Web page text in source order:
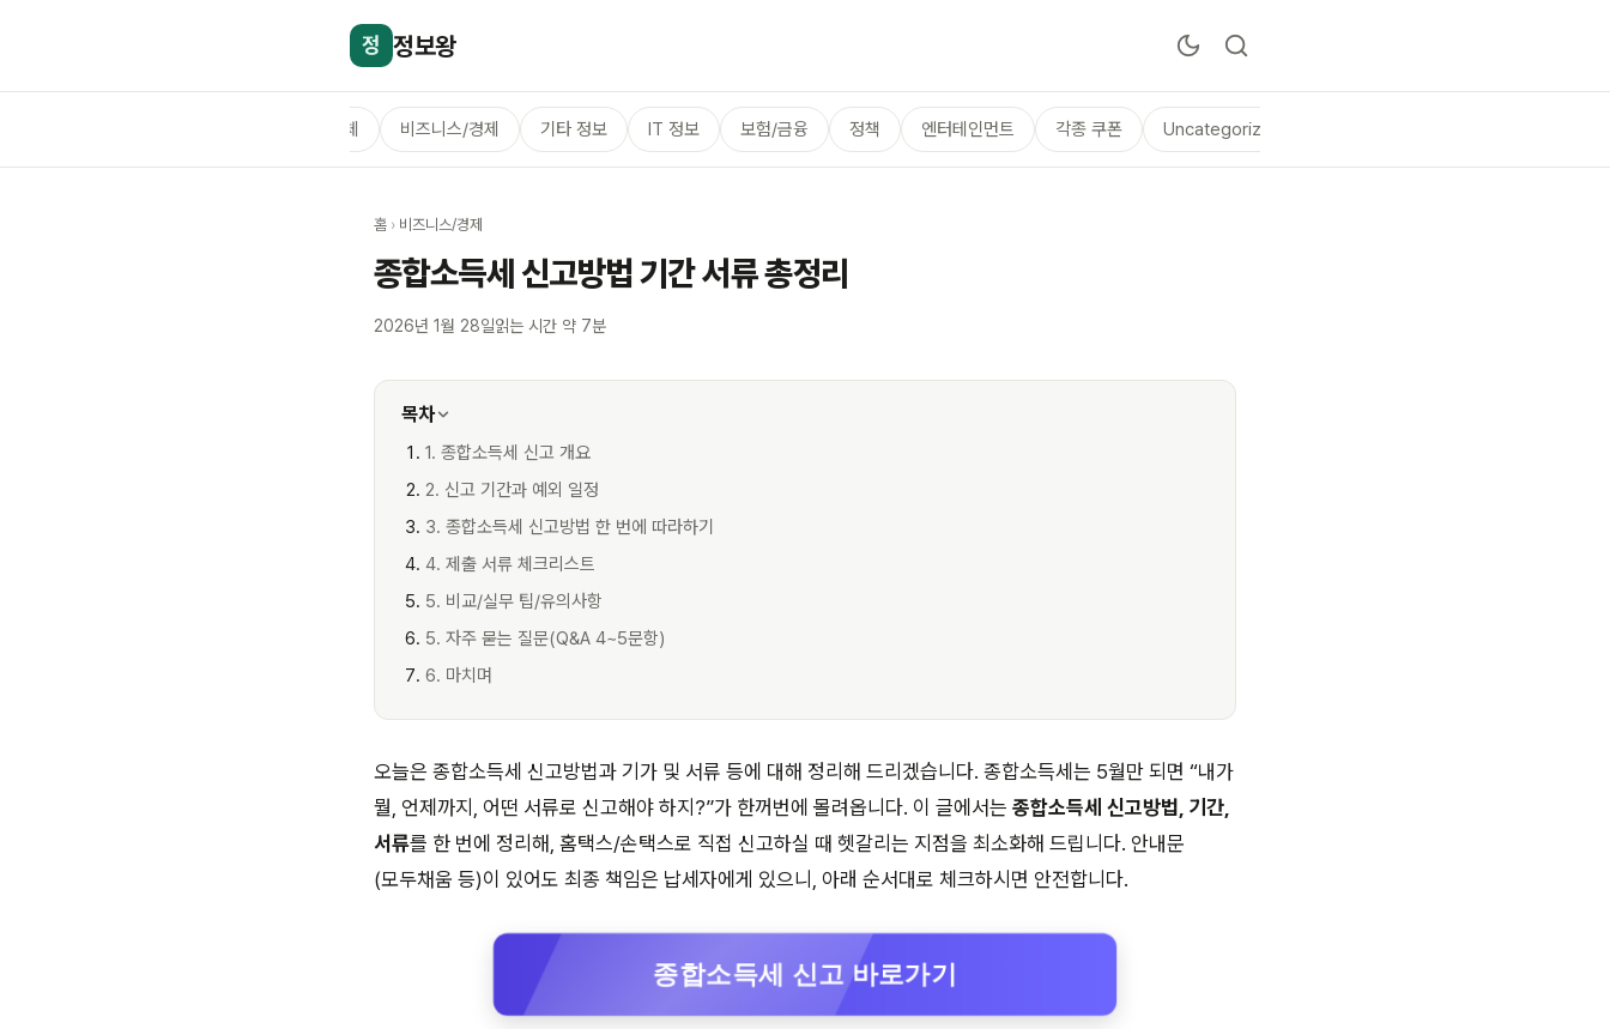
정 정보왕
전체 비즈니스/경제 기타 정보 IT 정보 보험/금융 정책 엔터테인먼트 각종 쿠폰 Uncategorized
홈 › 비즈니스/경제
종합소득세 신고방법 기간 서류 총정리
2026년 1월 28일읽는 시간 약 7분
목차
1. 종합소득세 신고 개요
2. 신고 기간과 예외 일정
3. 종합소득세 신고방법 한 번에 따라하기
4. 제출 서류 체크리스트
5. 비교/실무 팁/유의사항
5. 자주 묻는 질문(Q&A 4~5문항)
6. 마치며
오늘은 종합소득세 신고방법과 기가 및 서류 등에 대해 정리해 드리겠습니다. 종합소득세는 5월만 되면 “내가
뭘, 언제까지, 어떤 서류로 신고해야 하지?”가 한꺼번에 몰려옵니다. 이 글에서는 종합소득세 신고방법, 기간,
서류를 한 번에 정리해, 홈택스/손택스로 직접 신고하실 때 헷갈리는 지점을 최소화해 드립니다. 안내문
(모두채움 등)이 있어도 최종 책임은 납세자에게 있으니, 아래 순서대로 체크하시면 안전합니다.
종합소득세 신고 바로가기